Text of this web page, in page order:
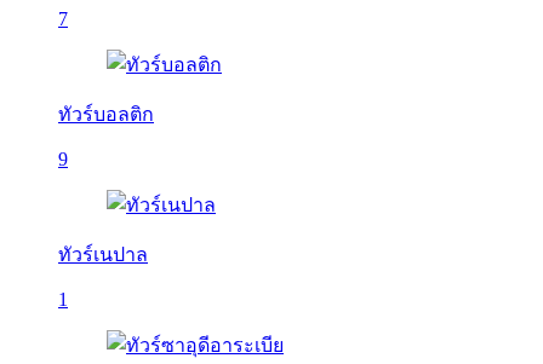
7
ทัวร์บอลติก
9
ทัวร์เนปาล
1